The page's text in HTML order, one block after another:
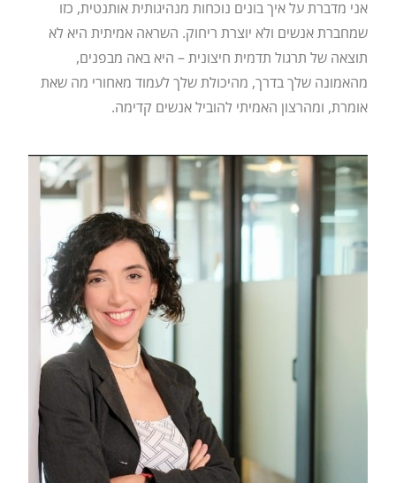
אני מדברת על איך בונים נוכחות מנהיגותית אותנטית, כזו
שמחברת אנשים ולא יוצרת ריחוק. השראה אמיתית היא לא
תוצאה של תרגול תדמית חיצונית – היא באה מבפנים,
מהאמונה שלך בדרך, מהיכולת שלך לעמוד מאחורי מה שאת
אומרת, ומהרצון האמיתי להוביל אנשים קדימה.